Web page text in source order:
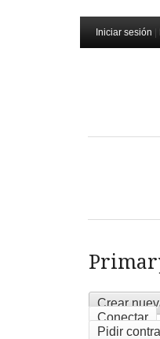
Iniciar sesión
Crear
Conectar
Pidir